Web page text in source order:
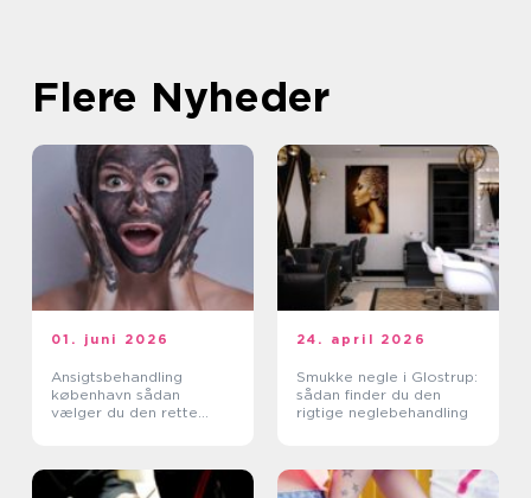
Flere Nyheder
01. juni 2026
Ansigtsbehandling
københavn sådan
vælger du den rette
24. april 2026
Smukke negle i Glostrup:
sådan finder du den
rigtige neglebehandling